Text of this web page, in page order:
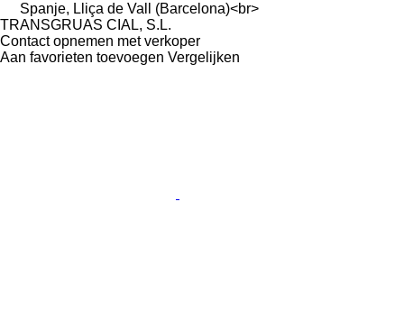
Spanje, Lliça de Vall (Barcelona)<br>
TRANSGRUAS CIAL, S.L.
Contact opnemen met verkoper
Aan favorieten toevoegen Vergelijken